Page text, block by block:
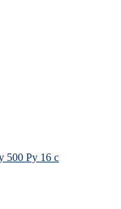
500 Ру 16 с